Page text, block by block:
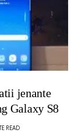
jenante
Galaxy S8
READ